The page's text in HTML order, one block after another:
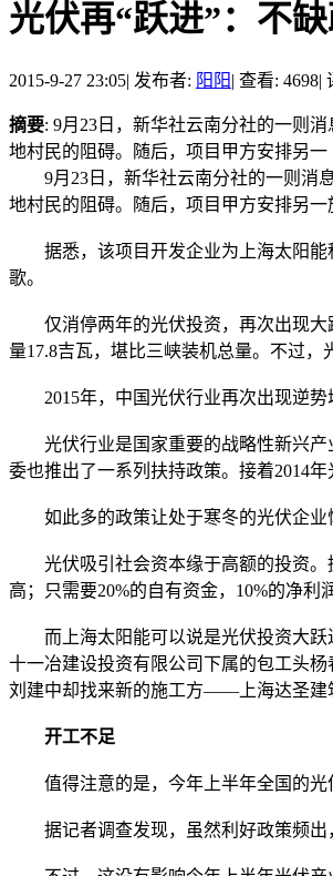
光伏再“跃进”：不
2015-9-27 23:05| 发布者: 阳阳| 查看: 4698|
摘要: 9月23日，新华社云南分社的一则
地村民的阻碍。随后，项目甲方安排另一
9月23日，新华社云南分社的一则消息
地村民的阻碍。随后，项目甲方安排另一
据悉，该项目开发企业为上海太阳能
歌。
仅消停两年的光伏投资，再次出现大跃
量17.8吉瓦，堪比三峡装机总量。不过
2015年，中国光伏行业再次出现逆势
光伏行业是国家重要的战略性新兴产
委也推出了一系列扶持政策。接着2014
如此多的政策让处于寒冬的光伏企业
光伏吸引社会资本缘于高额的投资。
高；只需要20%的自有资金，10%的净利
而上海太阳能可以说是光伏投资大跃
十一冶建设投资有限公司下属的包工头
刘建中却找来新的施工方——上海达圣建
开工不足
值得注意的是，今年上半年全国的光伏
据记者调查发现，虽然利好政策频出